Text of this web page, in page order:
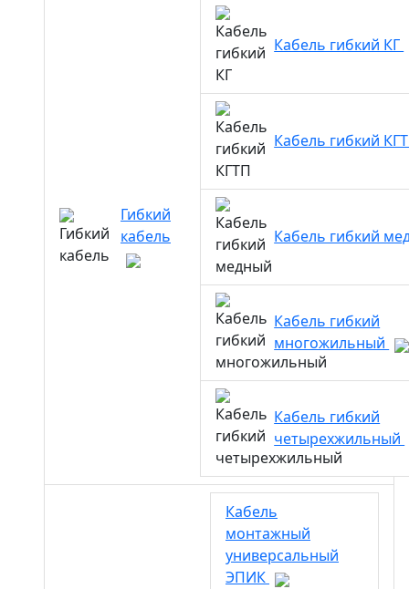
Гибкий
кабель
Кабель гибкий КГ
Кабель гибкий
Кабель гибкий
Кабель гибкий
многожильный
Кабель гибкий
четырехжильный
Кабель
монтажный
универсальный
ЭПИК